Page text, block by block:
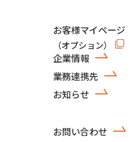
お客様マイページ
（オプション）
企業情報
業務連携先
お知らせ
お問い合わせ